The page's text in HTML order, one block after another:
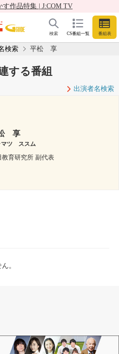
す作品特集 | J:COM TV
CS番組一覧 番組表
検索
検索 平松 享
する番組
出演者名検索
享
マツ ススム
教育研究所 副代表
。